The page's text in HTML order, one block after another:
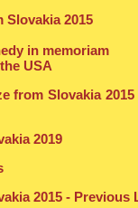
Slovakia 2015
in memoriam
USA
from Slovakia
2019
2015 - Previous